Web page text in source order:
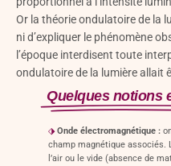
Or la théorie ondulatoire de la
ni d’expliquer le phénomène
l’époque interdisent toute
ondulatoire de la lumière allait
Quelques notions
⬗Onde électromagnétique :
champ magnétique associés.
l’air ou le vide (absence de